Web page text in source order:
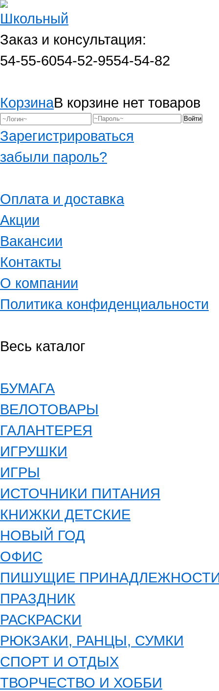
Заказ и консультация:
54-55-6054-52-9554-54-82
КорзинаВ корзине нет товаров
Зарегистрироваться
забыли пароль?
Оплата и доставка
Акции
Вакансии
Контакты
О компании
Политика конфиденциальности
Весь каталог
БУМАГА
ВЕЛОТОВАРЫ
ГАЛАНТЕРЕЯ
ИГРУШКИ
ИГРЫ
ИСТОЧНИКИ ПИТАНИЯ
КНИЖКИ ДЕТСКИЕ
НОВЫЙ ГОД
ОФИС
ПИШУЩИЕ
ПРАЗДНИК
РАСКРАСКИ
РЮКЗАКИ, РАНЦЫ, СУМКИ
СПОРТ И ОТДЫХ
ТВОРЧЕСТВО И ХОББИ